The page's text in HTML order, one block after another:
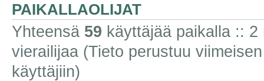
PAIKALLAOLIJAT
Yhteensä 59 käyttäjää paikalla ::
vierailijaa (Tieto perustuu
käyttäjiin)